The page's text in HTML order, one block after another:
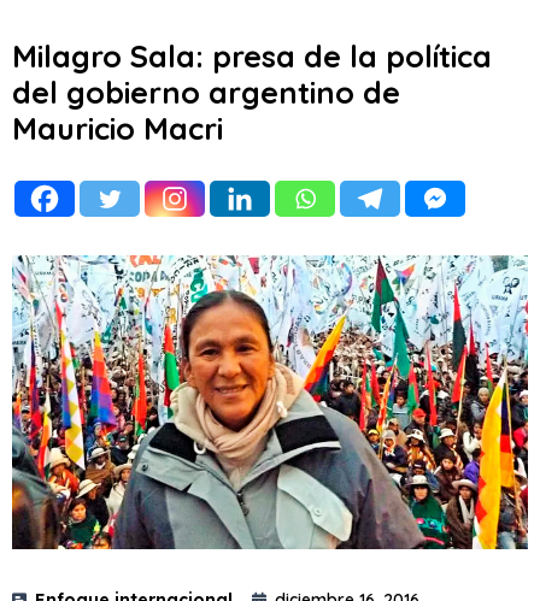
Milagro Sala: presa de la política
del gobierno argentino de
Mauricio Macri